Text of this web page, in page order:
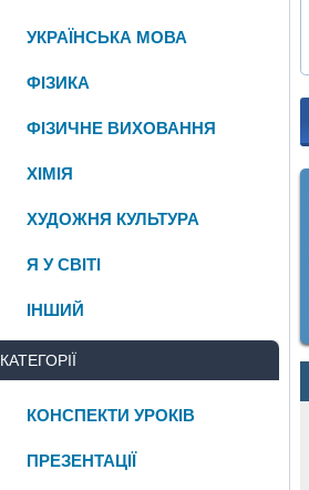
УКРАЇНСЬКА МОВА
ФІЗИКА
ФІЗИЧНЕ ВИХОВАННЯ
ХІМІЯ
ХУДОЖНЯ КУЛЬТУРА
Я У СВІТІ
ІНШИЙ
КАТЕГОРІЇ
КОНСПЕКТИ УРОКІВ
ПРЕЗЕНТАЦІЇ